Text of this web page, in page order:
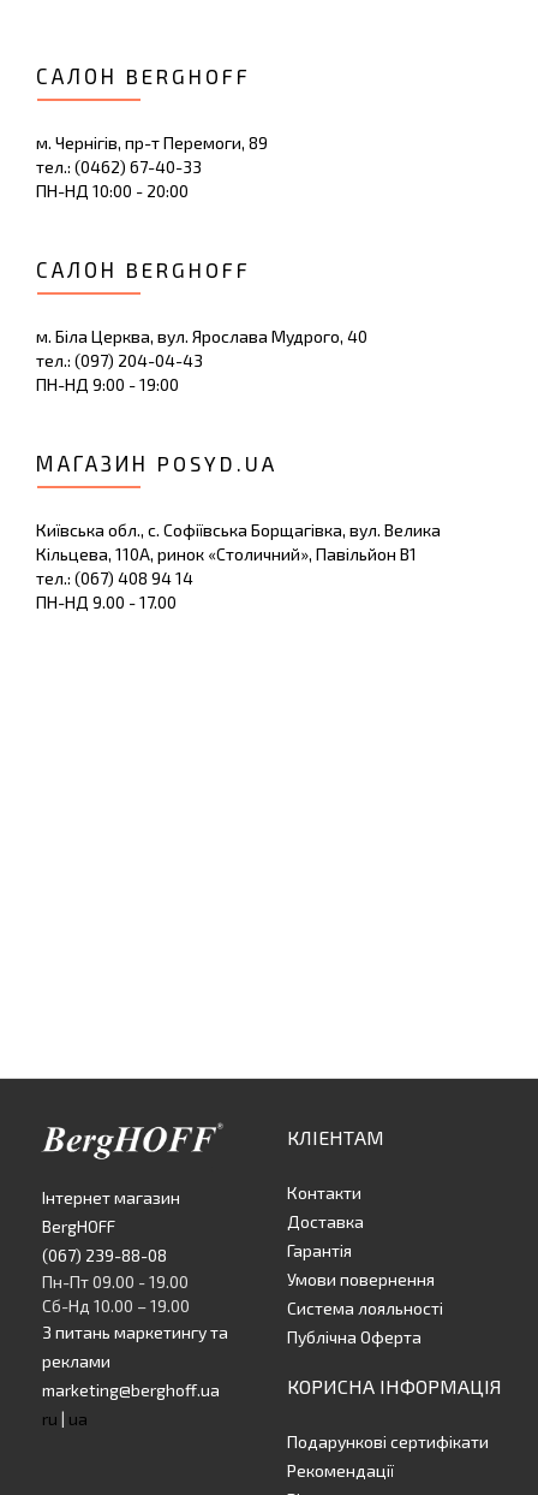
САЛОН BERGHOFF
м. Чернігів, пр-т Перемоги, 89
тел.: (0462) 67-40-33
ПН-НД 10:00 - 20:00
САЛОН BERGHOFF
м. Біла Церква, вул. Ярослава Мудрого, 40
тел.: (097) 204-04-43
ПН-НД 9:00 - 19:00
МАГАЗИН POSYD.UA
Київська обл., с. Софіївська Борщагівка, вул. Велика
Кільцева, 110А, ринок «Столичний», Павільйон В1
тел.: (067) 408 94 14
ПН-НД 9.00 - 17.00
Інтернет магазин
BergHOFF
(067) 239-88-08
Пн-Пт 09.00 - 19.00
Сб-Нд 10.00 – 19.00
З питань маркетингу та
реклами
marketing@berghoff.ua
ru | ua
КЛІЕНТАМ
Контакти
Доставка
Гарантія
Умови повернення
Система лояльності
Публічна Оферта
КОРИСНА ІНФОРМАЦІЯ
Подарункові сертифікати
Рекомендації